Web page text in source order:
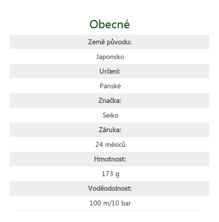
Obecné
Země původu:
Japonsko
Určení:
Pánské
Značka:
Seiko
Záruka:
24 měsíců
Hmotnost:
173 g
Voděodolnost:
100 m/10 bar